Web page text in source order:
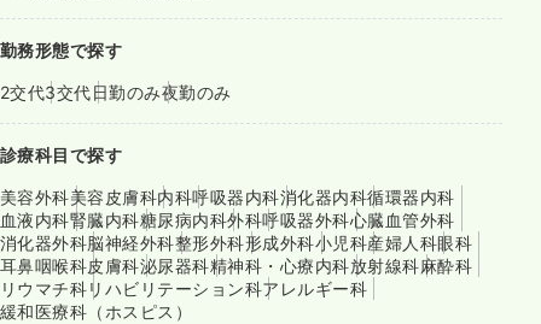
勤務形態で探す
2交代3交代日勤のみ夜勤のみ
診療科目で探す
美容外科美容皮膚科内科呼吸器内科消化器内科循環器内科
血液内科腎臓内科糖尿病内科外科呼吸器外科心臓血管外科
消化器外科脳神経外科整形外科形成外科小児科産婦人科眼科
耳鼻咽喉科皮膚科泌尿器科精神科・心療内科放射線科麻酔科
リウマチ科リハビリテーション科アレルギー科
緩和医療科（ホスピス）